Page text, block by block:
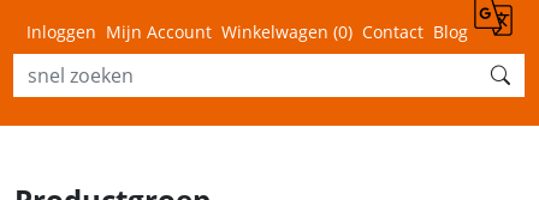
Inloggen Mijn Account Winkelwagen (0) Contact Blog